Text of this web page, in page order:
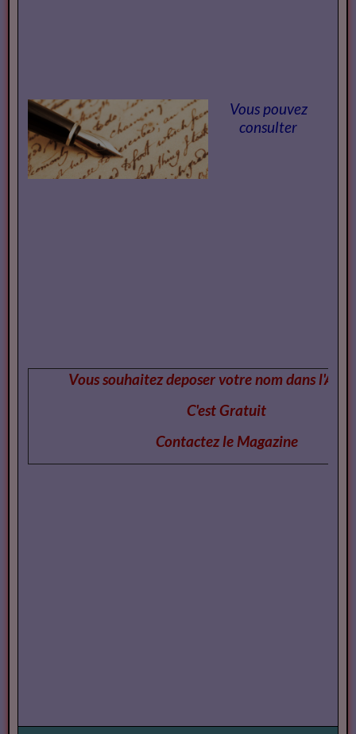
Vous pouvez
consulter
Vous souhaitez deposer votre nom dans
C'est Gratuit
Contactez le Magazine